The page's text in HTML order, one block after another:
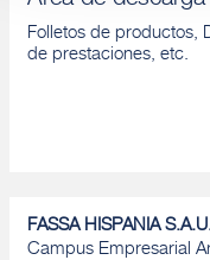
Folletos de productos,
de prestaciones, etc.
FASSA HISPANIA
Campus Empresarial